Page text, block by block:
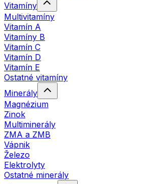
Vitamíny
Multivitamíny
Vitamín A
Vitamíny B
Vitamín C
Vitamín D
Vitamín E
Ostatné vitamíny
Minerály
Magnézium
Zinok
Multiminerály
ZMA a ZMB
Vápnik
Železo
Elektrolyty
Ostatné minerály